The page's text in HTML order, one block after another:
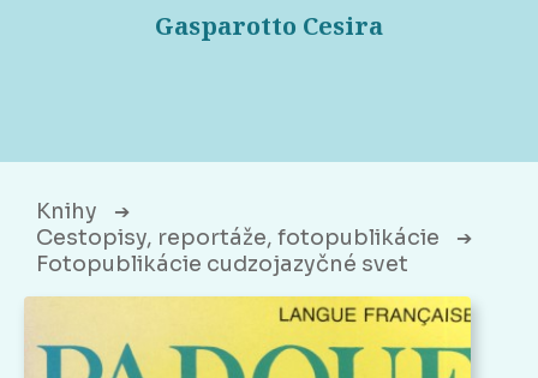
Gasparotto Cesira
Knihy ➔
Cestopisy, reportáže, fotopublikácie ➔
Fotopublikácie cudzojazyčné svet